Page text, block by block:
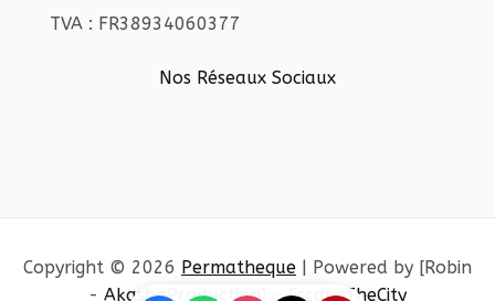
TVA : FR38934060377
Nos Réseaux Sociaux
Copyright © 2026 Permatheque | Powered by [Robin
- AkashaProduction] -EscapeTheCity